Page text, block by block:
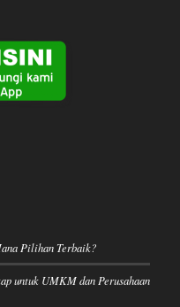
Pilihan Terbaik?
untuk UMKM dan Perusahaan